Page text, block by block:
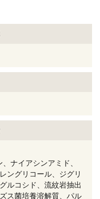
ナイアシンアミド、
ングリコール、ジグリ
ルコシド、流紋岩抽出
ス菌培養溶解質、パル